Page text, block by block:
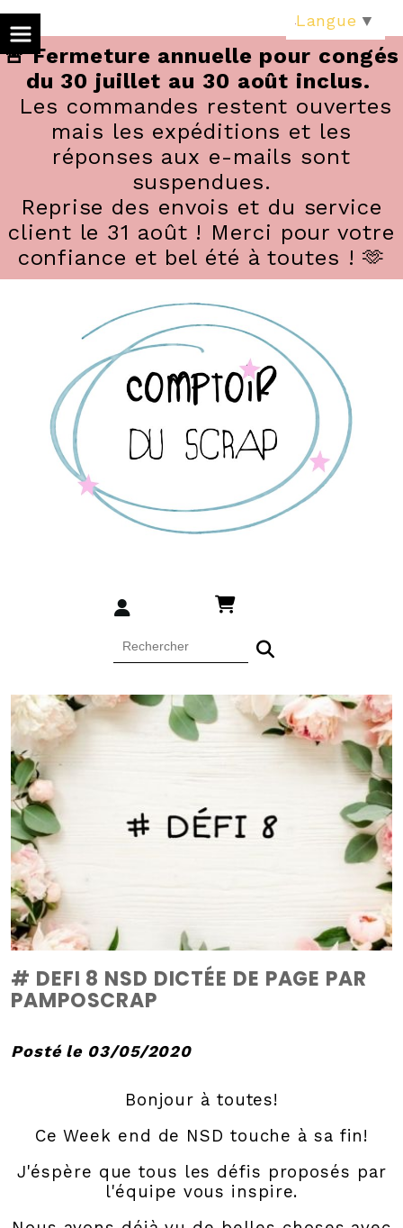
🚨 Fermeture annuelle pour congés
du 30 juillet au 30 août inclus.
Les commandes restent ouvertes
mais les expéditions et les
réponses aux e-mails sont
suspendues.
Reprise des envois et du service
client le 31 août ! Merci pour votre
confiance et bel été à toutes ! 🫶
# DEFI 8 NSD DICTÉE DE PAGE PAR
PAMPOSCRAP
Posté le 03/05/2020
Bonjour à toutes!
Ce Week end de NSD touche à sa fin!
J'éspère que tous les défis proposés par
l'équipe vous inspire.
Langue ▼